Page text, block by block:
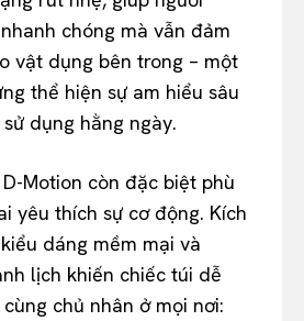
chóng mà vẫn đảm
vật dụng bên trong – một
thể hiện sự am hiểu sâu
dụng hằng ngày.
Motion còn đặc biệt phù
yêu thích sự cơ động. Kích
dáng mềm mại và
lịch khiến chiếc túi dễ
chủ nhân ở mọi nơi: